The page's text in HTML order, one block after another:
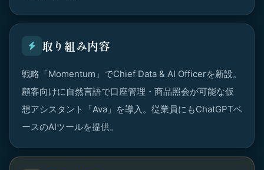
取り組み内容
戦略「Momentum」でChief Data & AI Officerを新設。
顧客向けに自然言語で口座管理・商品照会が可能な仮
想アシスタント「Ava」を導入。従業員にもChatGPTベ
ースのAIツールを提供。